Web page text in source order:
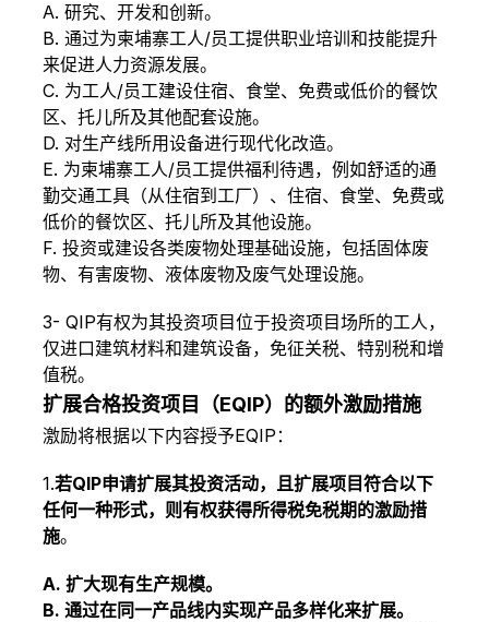
A. 研究、开发和创新。
B. 通过为柬埔寨工人/员工提供职业培训和技能提升
来促进人力资源发展。
C. 为工人/员工建设住宿、食堂、免费或低价的餐饮
区、托儿所及其他配套设施。
D. 对生产线所用设备进行现代化改造。
E. 为柬埔寨工人/员工提供福利待遇，例如舒适的通
勤交通工具（从住宿到工厂）、住宿、食堂、免费或
低价的餐饮区、托儿所及其他设施。
F. 投资或建设各类废物处理基础设施，包括固体废
物、有害废物、液体废物及废气处理设施。
3- QIP有权为其投资项目位于投资项目场所的工人，
仅进口建筑材料和建筑设备，免征关税、特别税和增
值税。
扩展合格投资项目（EQIP）的额外激励措施
激励将根据以下内容授予EQIP：
1.若QIP申请扩展其投资活动，且扩展项目符合以下
任何一种形式，则有权获得所得税免税期的激励措
施。
A. 扩大现有生产规模。
B. 通过在同一产品线内实现产品多样化来扩展。